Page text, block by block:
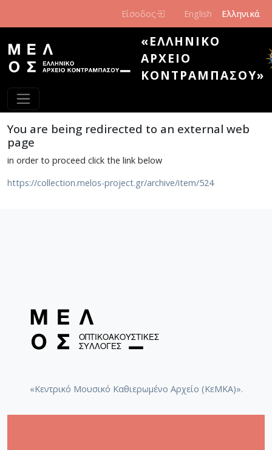
Είσοδος English Ελληνικά
«ΕΛΛΗΝΙΚΌ
ΑΡΧΕΊΟ
ΚΟΝΤΡΑΜΠΆΣΟΥ»
You are being redirected to an external web
page
in order to proceed click the link below
https://collection.melos-project.gr/archive/item/524
«Κεντρικό Μουσικό Καθιερωμένο Αρχείο (ΚεΜΚΑ)».